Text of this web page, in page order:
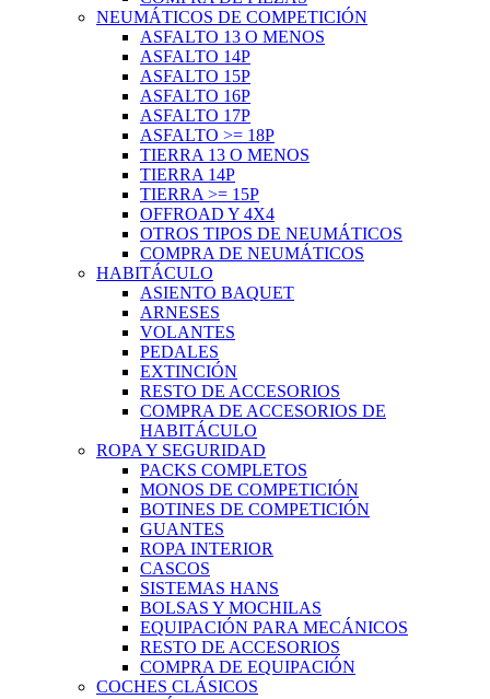
NEUMÁTICOS DE COMPETICIÓN
ASFALTO 13 O MENOS
ASFALTO 14P
ASFALTO 15P
ASFALTO 16P
ASFALTO 17P
ASFALTO >= 18P
TIERRA 13 O MENOS
TIERRA 14P
TIERRA >= 15P
OFFROAD Y 4X4
OTROS TIPOS DE NEUMÁTICOS
COMPRA DE NEUMÁTICOS
HABITÁCULO
ASIENTO BAQUET
ARNESES
VOLANTES
PEDALES
EXTINCIÓN
RESTO DE ACCESORIOS
COMPRA DE ACCESORIOS DE
HABITÁCULO
ROPA Y SEGURIDAD
PACKS COMPLETOS
MONOS DE COMPETICIÓN
BOTINES DE COMPETICIÓN
GUANTES
ROPA INTERIOR
CASCOS
SISTEMAS HANS
BOLSAS Y MOCHILAS
EQUIPACIÓN PARA MECÁNICOS
RESTO DE ACCESORIOS
COMPRA DE EQUIPACIÓN
COCHES CLÁSICOS